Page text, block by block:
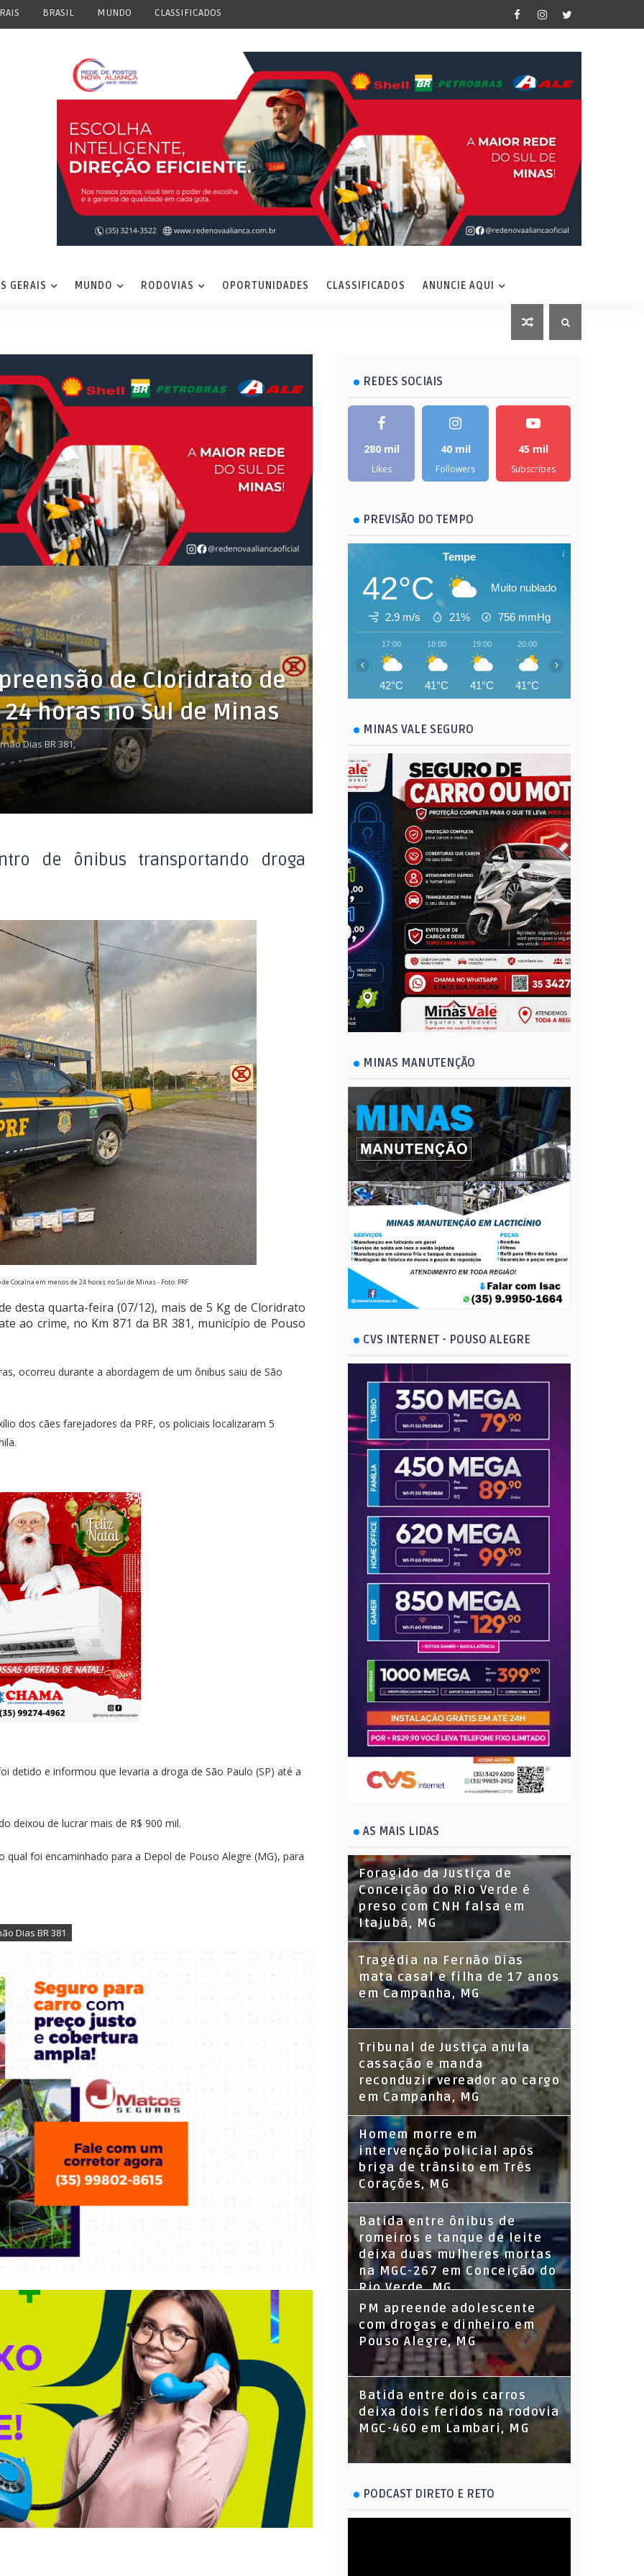
BRASIL MUNDO CLASSIFICADOS
GERAIS MUNDO RODOVIAS OPORTUNIDADES CLASSIFICADOS ANUNCIE AQUI
de Cloridrato de
horas no Sul de Minas
Dias BR 381,
de ônibus transportando droga
Cocaína em menos de 24 horas no Sul de Minas - Foto: PRF
desta quarta-feira (07/12), mais de 5 Kg de Cloridrato
ao crime, no Km 871 da BR 381, município de Pouso
ocorreu durante a abordagem de um ônibus saiu de São
dos cães farejadores da PRF, os policiais localizaram 5
detido e informou que levaria a droga de São Paulo (SP) até a
deixou de lucrar mais de R$ 900 mil.
foi encaminhado para a Depol de Pouso Alegre (MG), para
Dias BR 381
REDES SOCIAIS
280 mil
Likes
40 mil
Followers
45 mil
Subscribes
PREVISÃO DO TEMPO
Tempe
42°C Muito nublado
2.9 m/s 21% 756 mmHg
17:00
42°C
18:00
41°C
19:00
41°C
20:00
41°C
‹ ›
MINAS VALE SEGURO
MINAS MANUTENÇÃO
CVS INTERNET - POUSO ALEGRE
AS MAIS LIDAS
Foragido da Justiça de
Conceição do Rio Verde é
preso com CNH falsa em
Itajubá, MG
Tragédia na Fernão Dias
mata casal e filha de 17 anos
em Campanha, MG
Tribunal de Justiça anula
cassação e manda
reconduzir vereador ao cargo
em Campanha, MG
Homem morre em
intervenção policial após
briga de trânsito em Três
Corações, MG
Batida entre ônibus de
romeiros e tanque de leite
deixa duas mulheres mortas
na MGC-267 em Conceição do
Rio Verde, MG
PM apreende adolescente
com drogas e dinheiro em
Pouso Alegre, MG
Batida entre dois carros
deixa dois feridos na rodovia
MGC-460 em Lambari, MG
PODCAST DIRETO E RETO